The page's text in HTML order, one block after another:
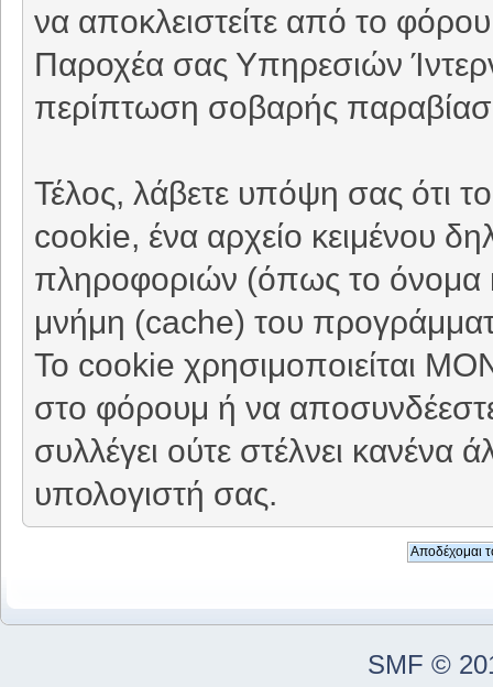
να αποκλειστείτε από το
Παροχέα σας Υπηρεσιών
περίπτωση σοβαρής
Τέλος, λάβετε υπόψη σας ότι
cookie, ένα αρχείο κειμένου
πληροφοριών (όπως το όνομα
μνήμη (cache) του
Το cookie χρησιμοποιείται
στο φόρουμ ή να
συλλέγει ούτε στέλνει κανένα
υπολογιστή σας.
SMF ©